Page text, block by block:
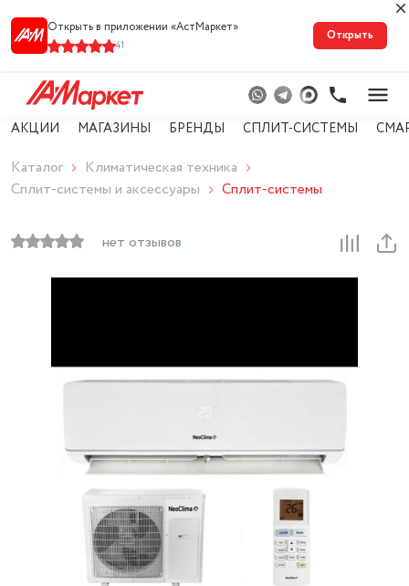
Открыть в приложении «АстМарке‪т‬»
41
Открыть
АКЦИИ МАГАЗИНЫ БРЕНДЫ СПЛИТ-СИСТЕМЫ
Каталог
Климатическая техника
Сплит-системы и аксессуары
Сплит-системы
нет отзывов